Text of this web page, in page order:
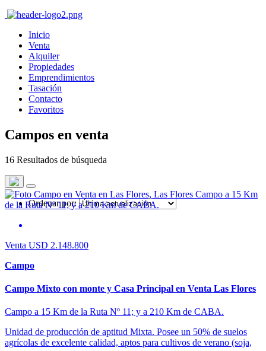
Inicio
Venta
Alquiler
Propiedades
Emprendimientos
Tasación
Contacto
Favoritos
Campos en venta
16 Resultados de búsqueda
Ordenar por:
Venta USD 2.148.800
Campo
Campo Mixto con monte y Casa Principal en Venta Las Flores
Campo a 15 Km de la Ruta Nº 11; y a 210 Km de CABA.
Unidad de producción de aptitud Mixta. Posee un 50% de suelos
agrícolas de excelente calidad, aptos para cultivos de verano (soja,